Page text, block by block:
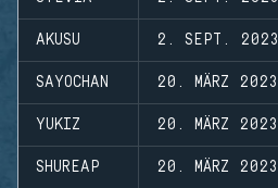
AKUSU 2. SEPT. 2023
SAYOCHAN 20. MÄRZ 2023
YUKIZ 20. MÄRZ 2023
SHUREAP 20. MÄRZ 2023